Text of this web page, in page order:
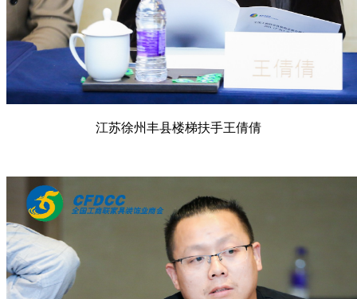
江苏徐州丰县楼梯扶手王倩倩